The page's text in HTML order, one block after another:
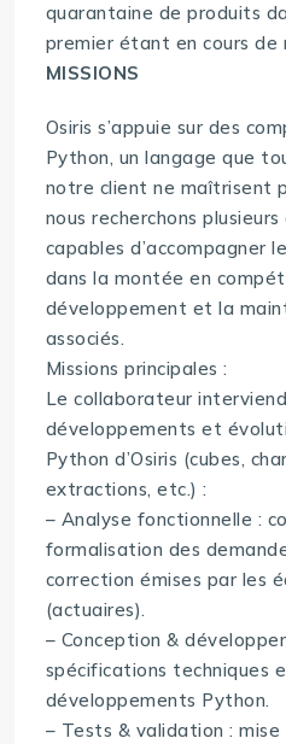
quarantaine de produits
premier étant en cours de
MISSIONS
Osiris s’appuie sur des
Python, un langage que
notre client ne maîtrisent
nous recherchons
capables d’accompagner
dans la montée en
développement et la
associés.
Missions principales :
Le collaborateur
développements et
Python d’Osiris (cubes,
extractions, etc.) :
– Analyse fonctionnelle :
formalisation des
correction émises par les
(actuaires).
– Conception &
spécifications techniques
développements Python.
– Tests & validation :